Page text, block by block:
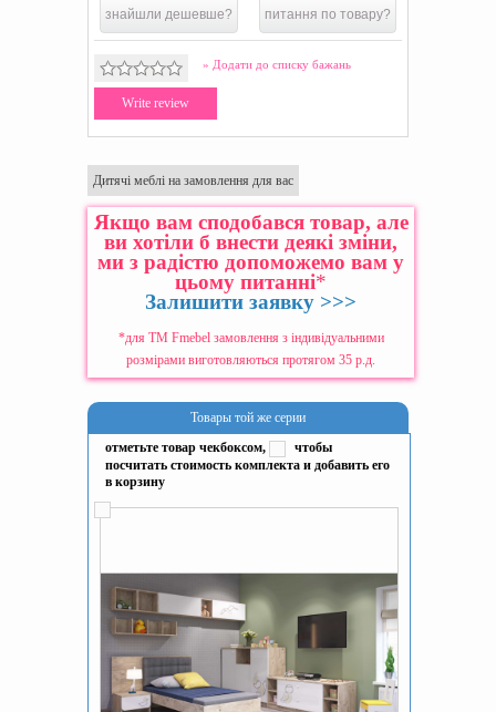
знайшли дешевше? питання по товару?
» Додати до списку бажань
Write review
Дитячі меблі на замовлення для вас
Якщо вам сподобався товар, але
ви хотіли б внести деякі зміни,
ми з радістю допоможемо вам у
цьому питанні*
Залишити заявку >>>
*для ТМ Fmebel замовлення з індивідуальними
розмірами виготовляються протягом 35 р.д.
Товары той же серии
отметьте товар чекбоксом,
чтобы
посчитать стоимость комплекта и добавить его
в корзину